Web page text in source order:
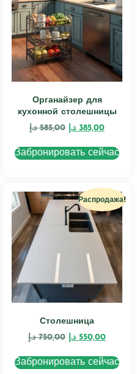
Органайзер для
кухонной столешницы
585,00 د.إ 385,00 د.إ
Забронировать сейчас
Распродажа!
Столешница
750,00 د.إ 550,00 د.إ
Забронировать сейчас